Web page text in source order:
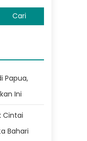
Papua,
Ini
Cintai
Bahari